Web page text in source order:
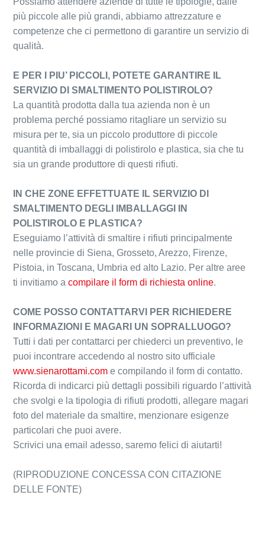
più piccole alle più grandi, abbiamo attrezzature e
competenze che ci permettono di garantire un servizio di
qualità.
E PER I PIU’ PICCOLI, POTETE GARANTIRE IL
SERVIZIO DI SMALTIMENTO POLISTIROLO?
La quantità prodotta dalla tua azienda non è un
problema perché possiamo ritagliare un servizio su
misura per te, sia un piccolo produttore di piccole
quantità di imballaggi di polistirolo e plastica, sia che tu
sia un grande produttore di questi rifiuti.
IN CHE ZONE EFFETTUATE IL SERVIZIO DI
SMALTIMENTO DEGLI IMBALLAGGI IN
POLISTIROLO E PLASTICA?
Eseguiamo l’attività di smaltire i rifiuti principalmente
nelle provincie di Siena, Grosseto, Arezzo, Firenze,
Pistoia, in Toscana, Umbria ed alto Lazio. Per altre aree
ti invitiamo acompilare il form di richiesta online.
COME POSSO CONTATTARVI PER RICHIEDERE
INFORMAZIONI E MAGARI UN SOPRALLUOGO?
Tutti i dati per contattarci per chiederci un preventivo, le
puoi incontrare accedendo al nostro sito ufficiale
www.sienarottami.com e compilando il form di contatto.
Ricorda di indicarci più dettagli possibili riguardo l’attività
che svolgi e la tipologia di rifiuti prodotti, allegare magari
foto del materiale da smaltire, menzionare esigenze
particolari che puoi avere.
Scrivici una email adesso, saremo felici di aiutarti!
(RIPRODUZIONE CONCESSA CON CITAZIONE
DELLE FONTE)